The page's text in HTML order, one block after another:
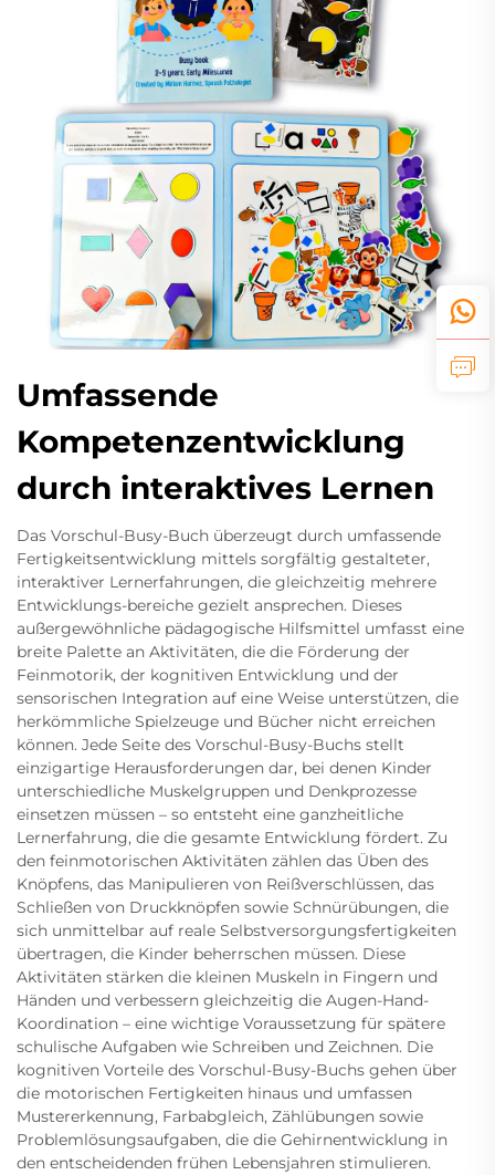
Umfassende
Kompetenzentwicklung
durch interaktives Lernen
Das Vorschul-Busy-Buch überzeugt durch umfassende
Fertigkeitsentwicklung mittels sorgfältig gestalteter,
interaktiver Lernerfahrungen, die gleichzeitig mehrere
Entwicklungs-bereiche gezielt ansprechen. Dieses
außergewöhnliche pädagogische Hilfsmittel umfasst eine
breite Palette an Aktivitäten, die die Förderung der
Feinmotorik, der kognitiven Entwicklung und der
sensorischen Integration auf eine Weise unterstützen, die
herkömmliche Spielzeuge und Bücher nicht erreichen
können. Jede Seite des Vorschul-Busy-Buchs stellt
einzigartige Herausforderungen dar, bei denen Kinder
unterschiedliche Muskelgruppen und Denkprozesse
einsetzen müssen – so entsteht eine ganzheitliche
Lernerfahrung, die die gesamte Entwicklung fördert. Zu
den feinmotorischen Aktivitäten zählen das Üben des
Knöpfens, das Manipulieren von Reißverschlüssen, das
Schließen von Druckknöpfen sowie Schnürübungen, die
sich unmittelbar auf reale Selbstversorgungsfertigkeiten
übertragen, die Kinder beherrschen müssen. Diese
Aktivitäten stärken die kleinen Muskeln in Fingern und
Händen und verbessern gleichzeitig die Augen-Hand-
Koordination – eine wichtige Voraussetzung für spätere
schulische Aufgaben wie Schreiben und Zeichnen. Die
kognitiven Vorteile des Vorschul-Busy-Buchs gehen über
die motorischen Fertigkeiten hinaus und umfassen
Mustererkennung, Farbabgleich, Zählübungen sowie
Problemlösungsaufgaben, die die Gehirnentwicklung in
den entscheidenden frühen Lebensjahren stimulieren.